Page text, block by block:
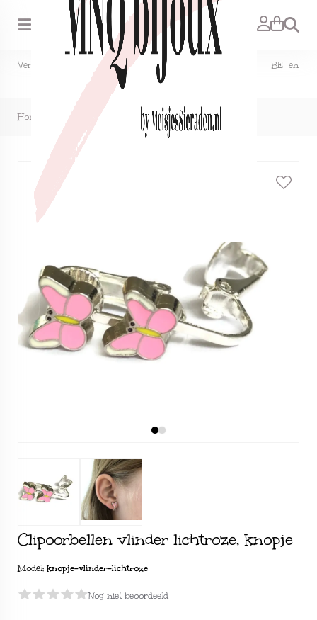
Zoeken
Verzendkosten NL €1,50, GRATIS bij bestelling vanaf €15. BE en
DE €2,95, GRATIS verzenden vanaf €50.
Home Clipoorbellen vlinder lichtroze, knopje
Clipoorbellen vlinder lichtroze, knopje
Model: knopje-vlinder-lichtroze
Nog niet beoordeeld